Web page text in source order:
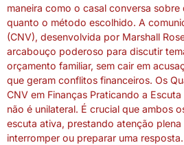
maneira como o casal conversa
quanto o método escolhido. A
(CNV), desenvolvida por Marshall
arcabouço poderoso para discutir
orçamento familiar, sem cair em
que geram conflitos financeiros. Os
CNV em Finanças Praticando a
não é unilateral. É crucial que ambos
escuta ativa, prestando atenção
interromper ou preparar uma